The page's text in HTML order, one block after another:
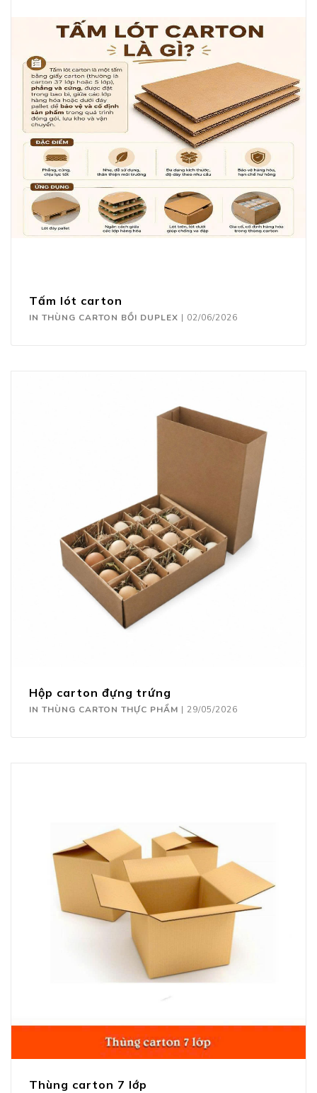
Tấm lót carton
IN THÙNG CARTON BỒI DUPLEX | 02/06/2026
Hộp carton đựng trứng
IN THÙNG CARTON THỰC PHẨM | 29/05/2026
Thùng carton 7 lớp